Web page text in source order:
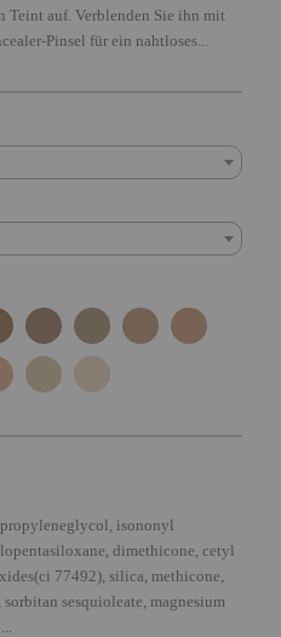
Teint auf. Verblenden Sie ihn mit
Pinsel für ein nahtloses...
isononyl
dimethicone, cetyl
77492), silica, methicone,
sesquioleate, magnesium